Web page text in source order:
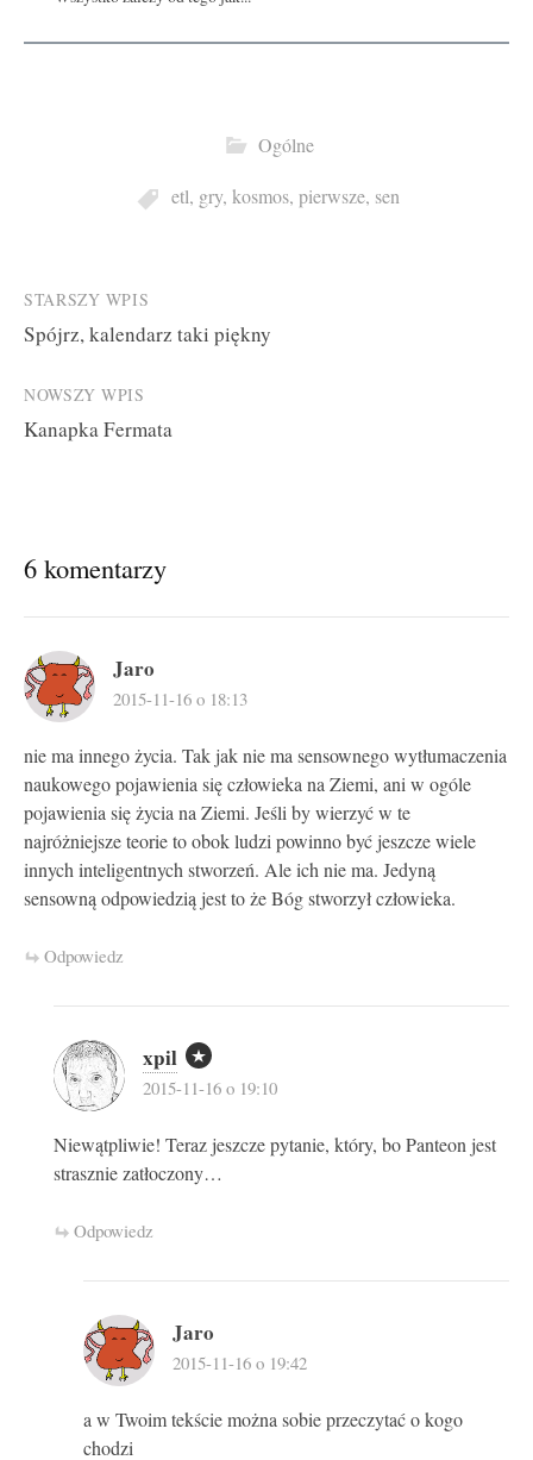
Ogólne
etl, gry, kosmos, pierwsze, sen
Post
navigation
STARSZY WPIS
Spójrz, kalendarz taki piękny
NOWSZY WPIS
Kanapka Fermata
6 komentarzy
Jaro
2015-11-16 o 18:13
nie ma innego życia. Tak jak nie ma sensownego wytłumaczenia
naukowego pojawienia się człowieka na Ziemi, ani w ogóle
pojawienia się życia na Ziemi. Jeśli by wierzyć w te
najróżniejsze teorie to obok ludzi powinno być jeszcze wiele
innych inteligentnych stworzeń. Ale ich nie ma. Jedyną
sensowną odpowiedzią jest to że Bóg stworzył człowieka.
Odpowiedz
xpil
2015-11-16 o 19:10
Niewątpliwie! Teraz jeszcze pytanie, który, bo Panteon jest
strasznie zatłoczony…
Odpowiedz
Jaro
2015-11-16 o 19:42
a w Twoim tekście można sobie przeczytać o kogo
chodzi